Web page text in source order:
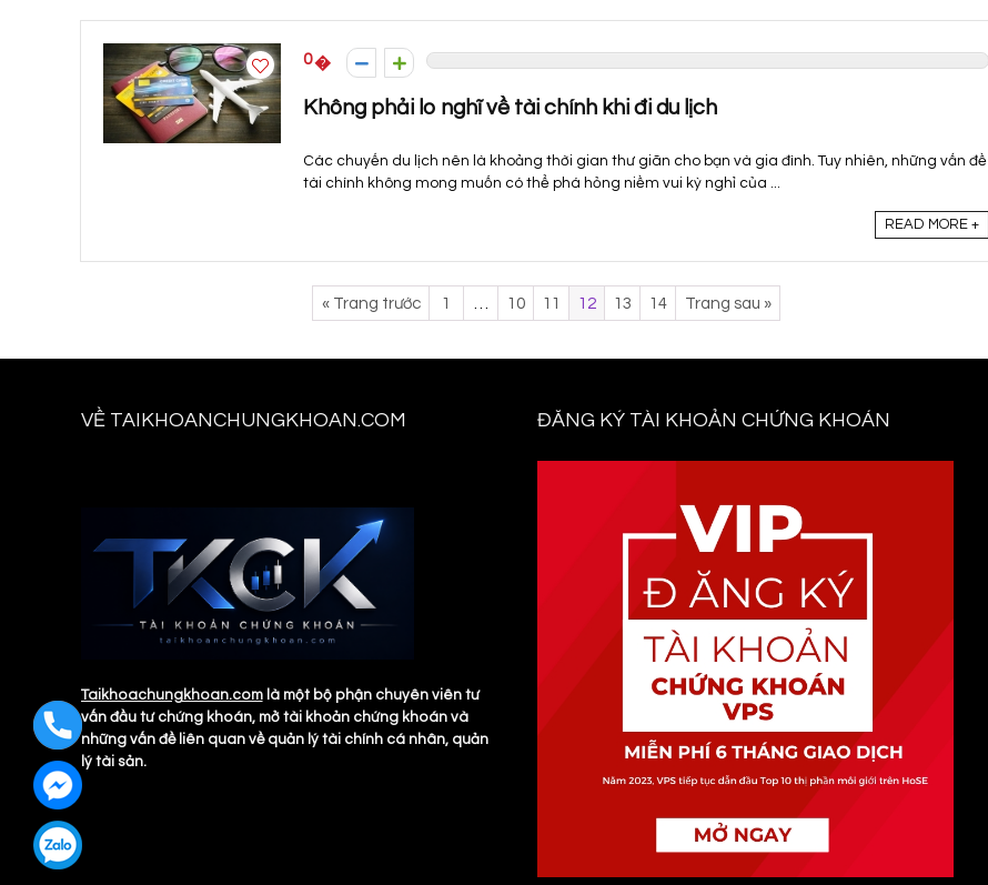
0
Không phải lo nghĩ về tài chính khi đi du lịch
Các chuyến du lịch nên là khoảng thời gian thư giãn cho bạn và gia đình. Tuy nhiên, những vấn đề
tài chính không mong muốn có thể phá hỏng niềm vui kỳ nghỉ của ...
READ MORE +
« Trang trước 1 10 11 12 13 14 Trang sau »
VỀ TAIKHOANCHUNGKHOAN.COM
Taikhoachungkhoan.comlà một bộ phận chuyên viên tư
vấn đầu tư chứng khoán, mở tài khoản chứng khoán và
những vấn đề liên quan về quản lý tài chính cá nhân, quản
lý tài sản.
ĐĂNG KÝ TÀI KHOẢN CHỨNG KHOÁN